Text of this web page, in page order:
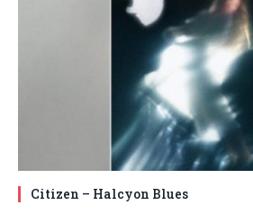
Citizen – Halcyon Blues